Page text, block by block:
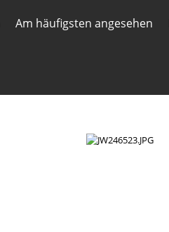
Am häufigsten angesehen